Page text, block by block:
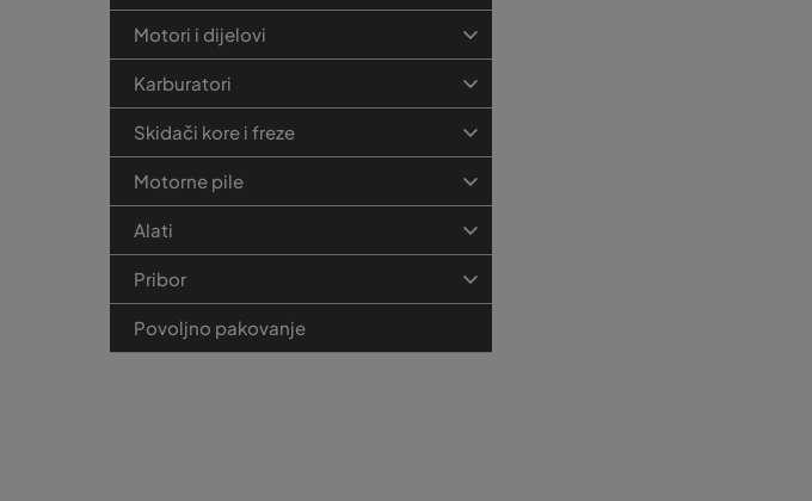
Motori i dijelovi
Karburatori
Skidači kore i freze
Motorne pile
Alati
Pribor
Povoljno pakovanje